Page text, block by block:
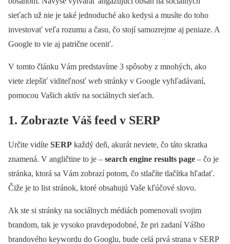
sieťach už nie je také jednoduché ako kedysi a musíte do toho
investovať veľa rozumu a času, čo stojí samozrejme aj peniaze. A
Google to vie aj patrične oceniť.
V tomto článku Vám predstavíme 3 spôsoby z mnohých, ako
viete zlepšiť viditeľnosť web stránky v Google vyhľadávaní,
pomocou Vašich aktív na sociálnych sieťach.
1. Zobrazte Váš feed v SERP
Určite vidíte SERP každý deň, akurát neviete, čo táto skratka
znamená. V angličtine to je – search engine results page – čo je
stránka, ktorá sa Vám zobrazí potom, čo stlačíte tlačítka hľadať.
Čiže je to list stránok, ktoré obsahujú Vaše kľúčové slovo.
Ak ste si stránky na sociálnych médiách pomenovali svojim
brandom, tak je vysoko pravdepodobné, že pri zadaní Vášho
brandového keywordu do Googlu, bude celá prvá strana v SERP